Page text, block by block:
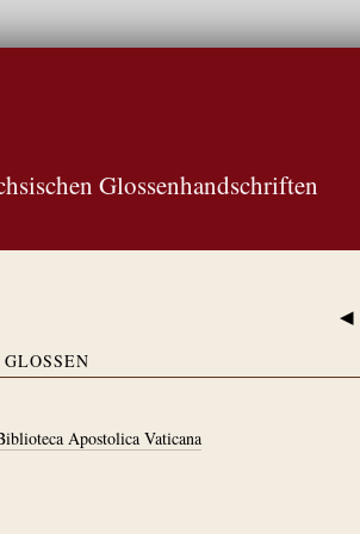
Glossenhandschriften
◀
GLOSSEN
Apostolica Vaticana